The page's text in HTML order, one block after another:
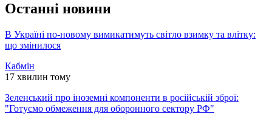
Останні новини
В Україні по-новому вимикатимуть світло взимку та влітку:
що змінилося
Кабмін
17 хвилин тому
Зеленський про іноземні компоненти в російській зброї:
"Готуємо обмеження для оборонного сектору РФ"